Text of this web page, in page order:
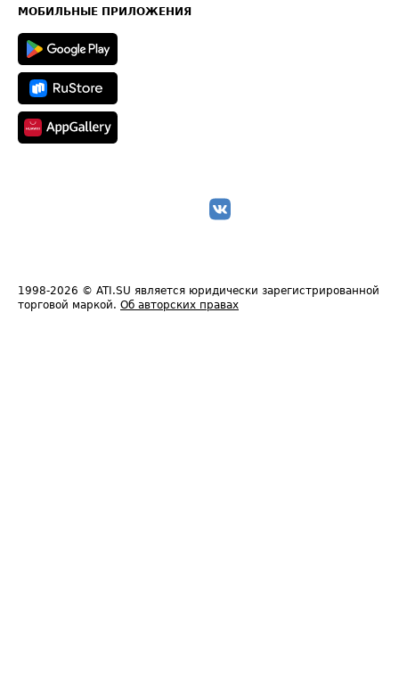
Техническая информация
МОБИЛЬНЫЕ ПРИЛОЖЕНИЯ
1998-2026 © ATI.SU является юридически зарегистрированной
торговой маркой. Об авторских правах